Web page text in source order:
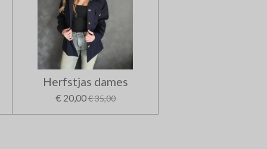
Herfstjas dames
€ 20,00€ 35,00